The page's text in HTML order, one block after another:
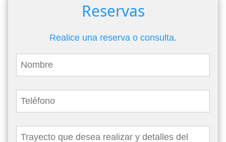
Reservas
Realice una reserva o consulta.